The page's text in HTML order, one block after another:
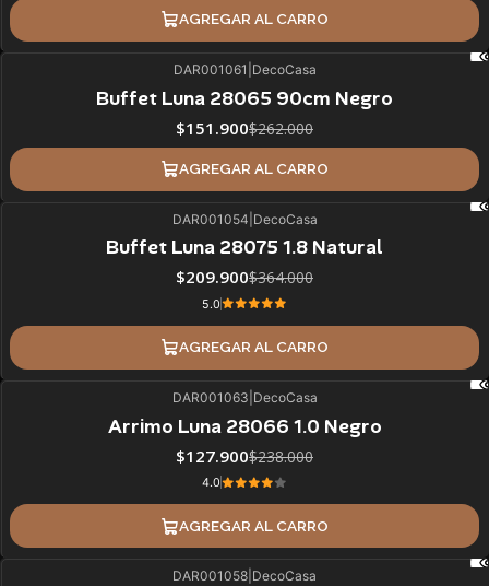
AGREGAR AL CARRO
DAR001061 DecoCasa
Buffet Luna 28065 90cm Negro
$151.900$262.000
AGREGAR AL CARRO
DAR001054 DecoCasa
Buffet Luna 28075 1.8 Natural
$209.900$364.000
5.0
AGREGAR AL CARRO
DAR001063 DecoCasa
Arrimo Luna 28066 1.0 Negro
$127.900$238.000
4.0
AGREGAR AL CARRO
DAR001058 DecoCasa